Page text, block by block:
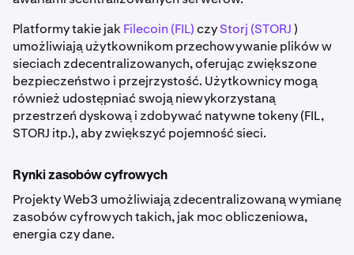
Platformy takie jak Filecoin (FIL)czyStorj (STORJ)
umożliwiają użytkownikom przechowywanie plików w
sieciach zdecentralizowanych, oferując zwiększone
bezpieczeństwo i przejrzystość. Użytkownicy mogą
również udostępniać swoją niewykorzystaną
przestrzeń dyskową i zdobywać natywne tokeny (FIL,
STORJ itp.), aby zwiększyć pojemność sieci.
Rynki zasobów cyfrowych
Projekty Web3 umożliwiają zdecentralizowaną wymianę
zasobów cyfrowych takich, jak moc obliczeniowa,
energia czy dane.